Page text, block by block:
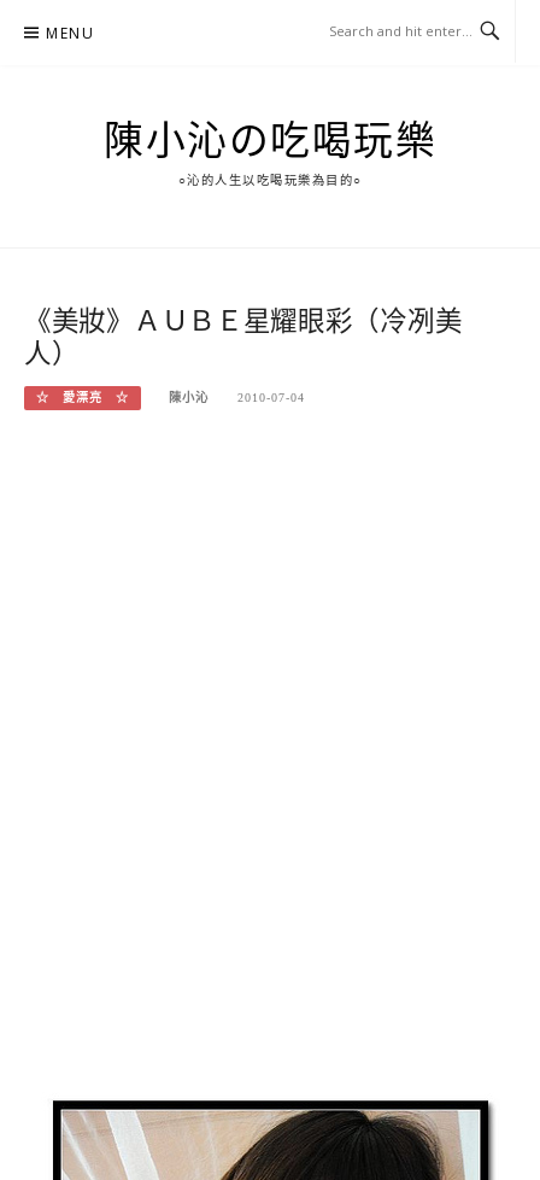
MENU
陳小沁の吃喝玩樂
○沁的人生以吃喝玩樂為目的○
《美妝》ＡＵＢＥ星耀眼彩（冷冽美
人）
☆ 愛漂亮 ☆ 陳小沁 2010-07-04